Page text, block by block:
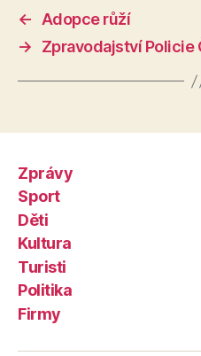
←
Adopce růží
→
Zpravodajství Policie
Zprávy
Sport
Děti
Kultura
Turisti
Politika
Firmy